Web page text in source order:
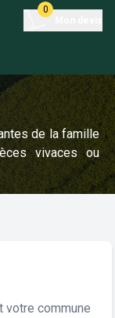
0
de la famille
vivaces ou
commune